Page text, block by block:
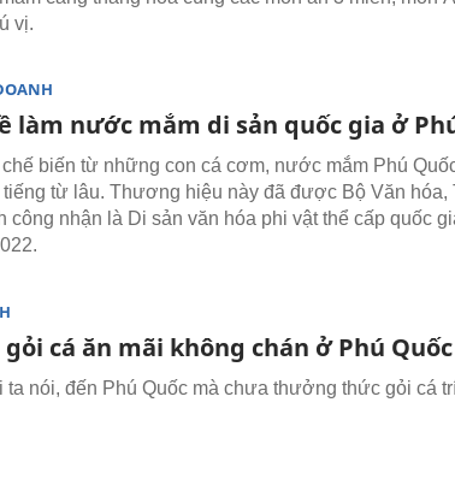
vị.
làm nước mắm di sản quốc gia ở
biến từ những con cá cơm, nước mắm Phú
tiếng từ lâu. Thương hiệu này đã được Bộ Văn hóa,
công nhận là Di sản văn hóa phi vật thể cấp quốc
cá ăn mãi không chán ở Phú Quốc
ta nói, đến Phú Quốc mà chưa thưởng thức gỏi cá